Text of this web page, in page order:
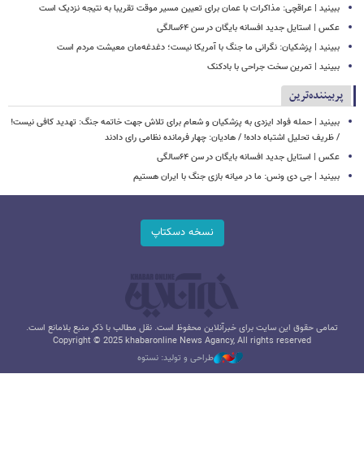
ببینید | عراقچی: مذاکرات با عمان برای تعیین مسیر موقت تقریبا به نتیجه نزدیک است
عکس | استایل جدید افسانه بایگان در سن ۶۴سالگی
ببینید | پزشکیان: نگرانی ما جنگ با آمریکا نیست؛ دغدغه‌مان معیشت مردم است
ببینید | تمرین سخت جراحی با بادکنک
پربیننده‌ترین
ببینید | حمله فواد ایزدی به پزشکیان و شعام برای تلاش جهت خاتمه جنگ: تهدید کافی نیست!
/ ظریف تحلیل اشتباه داده! / هادیان: چهار فرمانده نظامی رای دادند
عکس | استایل جدید افسانه بایگان در سن ۶۴سالگی
ببینید | جی دی ونس: ما در میانه بازی جنگ با ایران هستیم
نسخه دسکتاپ
تمامی حقوق این سایت برای خبرآنلاین محفوظ است. نقل مطالب با ذکر منبع بلامانع است.
Copyright © 2025 khabaronline News Agancy, All rights reserved
طراحی و تولید: نستوه